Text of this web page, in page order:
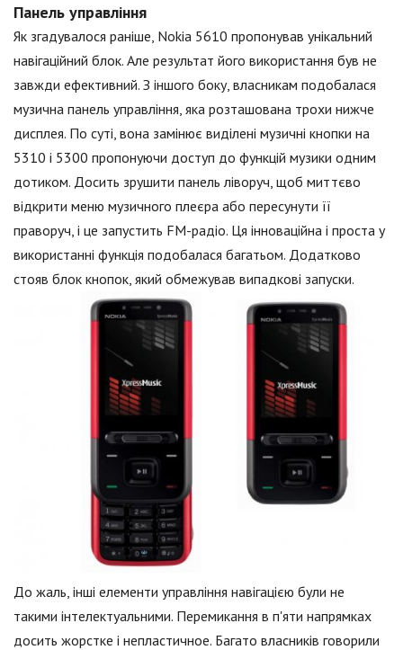
Панель управління
Як згадувалося раніше, Nokia 5610 пропонував унікальний
навігаційний блок. Але результат його використання був не
завжди ефективний. З іншого боку, власникам подобалася
музична панель управління, яка розташована трохи нижче
дисплея. По суті, вона замінює виділені музичні кнопки на
5310 і 5300 пропонуючи доступ до функцій музики одним
дотиком. Досить зрушити панель ліворуч, щоб миттєво
відкрити меню музичного плеєра або пересунути її
праворуч, і це запустить FM-радіо. Ця інноваційна і проста у
використанні функція подобалася багатьом. Додатково
стояв блок кнопок, який обмежував випадкові запуски.
До жаль, інші елементи управління навігацією були не
такими інтелектуальними. Перемикання в п'яти напрямках
досить жорстке і непластичное. Багато власників говорили